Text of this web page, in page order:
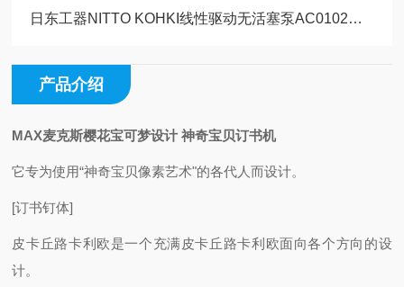
日东工器NITTO KOHKI线性驱动无活塞泵AC0102的技术参数
产品介绍
MAX麦克斯樱花宝可梦设计 神奇宝贝订书机
它专为使用“神奇宝贝像素艺术"的各代人而设计。
[订书钉体]
皮卡丘路卡利欧是一个充满皮卡丘路卡利欧面向各个方向的设
计。